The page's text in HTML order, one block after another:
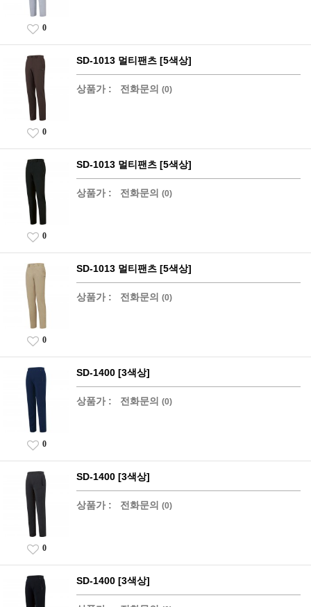
0
SD-1013 멀티팬츠 [5색상]
상품가 : 전화문의 (0)
0
SD-1013 멀티팬츠 [5색상]
상품가 : 전화문의 (0)
0
SD-1013 멀티팬츠 [5색상]
상품가 : 전화문의 (0)
0
SD-1400 [3색상]
상품가 : 전화문의 (0)
0
SD-1400 [3색상]
상품가 : 전화문의 (0)
0
SD-1400 [3색상]